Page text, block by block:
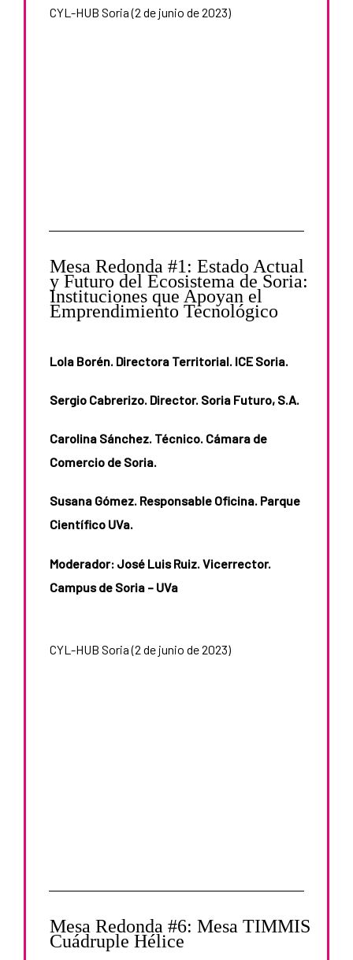
CYL-HUB Soria (2 de junio de 2023)
Mesa Redonda #1: Estado Actual
y Futuro del Ecosistema de Soria:
Instituciones que Apoyan el
Emprendimiento Tecnológico
Lola Borén. Directora Territorial. ICE Soria.
Sergio Cabrerizo. Director. Soria Futuro, S.A.
Carolina Sánchez. Técnico. Cámara de
Comercio de Soria.
Susana Gómez. Responsable Oficina. Parque
Científico UVa.
Moderador: José Luis Ruiz. Vicerrector.
Campus de Soria – UVa
CYL-HUB Soria (2 de junio de 2023)
Mesa Redonda #6: Mesa TIMMIS
Cuádruple Hélice